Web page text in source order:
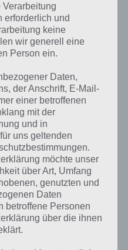
zur Lösung
Bonus Rätsel am 29.8.2020 in 4
erforderlich und
keine
wir generell eine
Person ein.
Daten,
der Anschrift, E-Mail-
einer betroffenen
mit der
und in
uns geltenden
möchte unser
über Art, Umfang
genutzten und
Daten
betroffene Personen
über die ihnen